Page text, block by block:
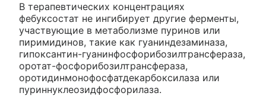
В терапевтических концентрациях
фебуксостат не ингибирует другие ферменты,
участвующие в метаболизме пуринов или
пиримидинов, такие как гуаниндезаминаза,
гипоксантин-гуанинфосфорибозилтрансфераза,
оротат-фосфорибозилтрансфераза,
оротидинмонофосфатдекарбоксилаза или
пуриннуклеозидфосфорилаза.